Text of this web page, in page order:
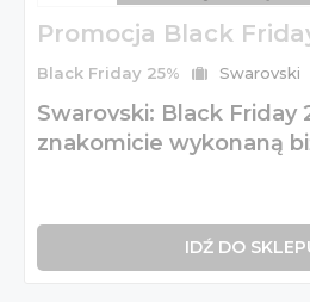
Promocja Black
Black Friday 25% Swarovski
Swarovski: Black Friday
znakomicie wykonaną
IDŹ DO